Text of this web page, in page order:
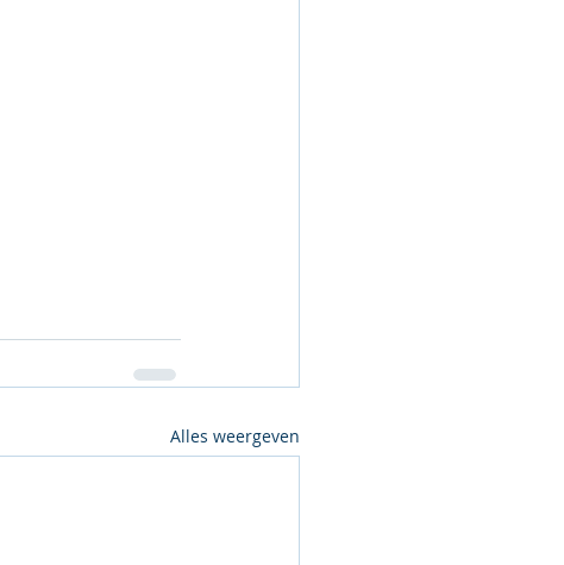
Alles weergeven